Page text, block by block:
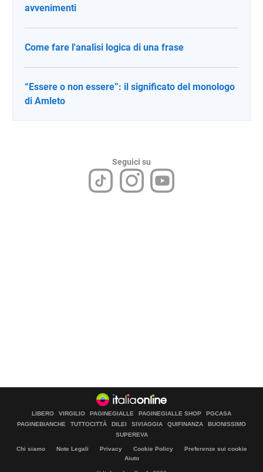
avvenimenti
Come fare l'analisi logica di una frase
“Essere o non essere”: il significato del monologo
di Amleto
Seguici su
LIBERO VIRGILIO PAGINEGIALLE PAGINEGIALLE SHOP
PGCASA
PAGINEBIANCHE
TUTTOCITTÀ DILEI SIVIAGGIA QUIFINANZA
BUONISSIMO
SUPEREVA
Chi siamo Note Legali Privacy Cookie Policy
Preferenze sui cookie
Aiuto